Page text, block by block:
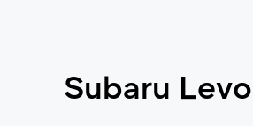
Subaru